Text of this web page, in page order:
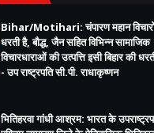
Bihar/Motihari: चंपारण महान
धरती है, बौद्ध, जैन सहित विभिन्न सामाजिक
विचारधाराओं की उत्पत्ति इसी बिहार की
- उप राष्ट्रपति सी.पी. राधाकृष्णन
भितिहरवा गांधी आश्रम: भारत के